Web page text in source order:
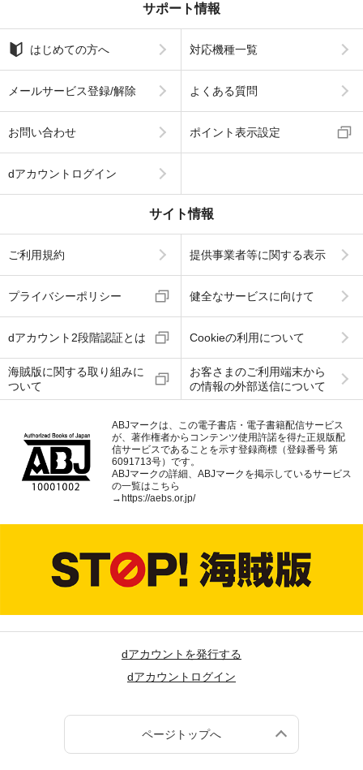
サポート情報
はじめての方へ 対応機種一覧
メールサービス登録/解除 よくある質問
お問い合わせ ポイント表示設定
dアカウントログイン
サイト情報
ご利用規約 提供事業者等に関する表示
プライバシーポリシー 健全なサービスに向けて
dアカウント2段階認証とは Cookieの利用について
海賊版に関する取り組みに
ついて
お客さまのご利用端末から
の情報の外部送信について
ABJマークは、この電子書店・電子書籍配信サービス
が、著作権者からコンテンツ使用許諾を得た正規版配
信サービスであることを示す登録商標（登録番号 第
6091713号）です。
ABJマークの詳細、ABJマークを掲示しているサービス
の一覧はこちら
→ https://aebs.or.jp/
dアカウントを発行する
dアカウントログイン
ページトップへ